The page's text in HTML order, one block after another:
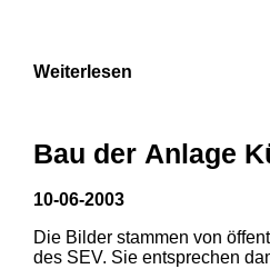
Weiterlesen
Bau der Anlage
10-06-2003
Die Bilder stammen von
des SEV. Sie entsprechen